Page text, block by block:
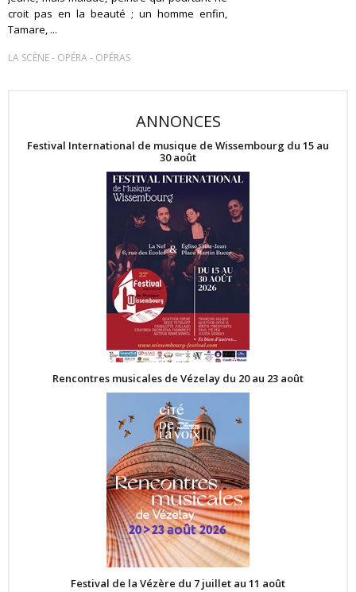
croit pas en la beauté ; un homme enfin,
Tamare, ...
LA SCÈNE- OPÉRA- OPÉRAS
ANNONCES
Festival International de musique de Wissembourg du 15 au
30 août
Rencontres musicales de Vézelay du 20 au 23 août
Festival de la Vézère du 7 juillet au 11 août